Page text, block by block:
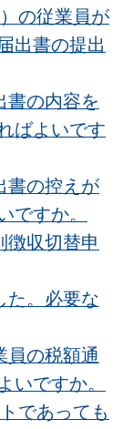
の従業員が
出書の提出
書の内容を
ばよいです
書の控えが
ですか。
徴収切替申
た。必要な
員の税額通
いですか。
であっても